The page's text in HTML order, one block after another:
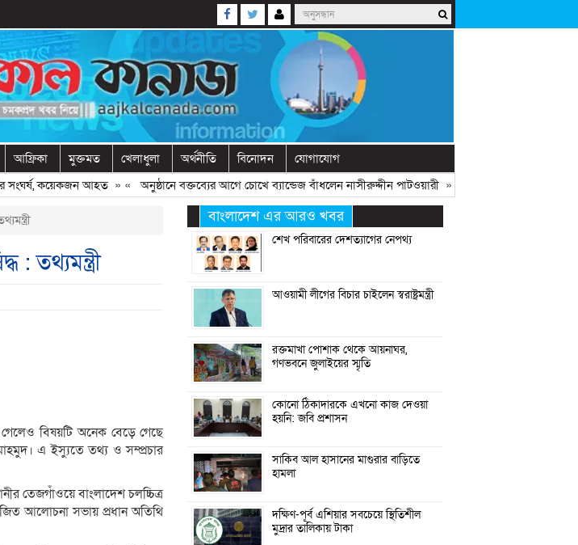
আফ্রিকা মুক্তমত খেলাধুলা অর্থনীতি বিনোদন যোগাযোগ
কয়েকজন আহত» « অনুষ্ঠানে বক্তব্যের আগে চোখে ব্যান্ডেজ বাঁধলেন নাসীরুদ্দীন পাটওয়ারী» « দেশে নতুন দলের আত্মপ্রকাশ,
: তথ্যমন্ত্রী
বিষয়টি অনেক বেড়ে গেছে
এ ইস্যুতে তথ্য ও সম্প্রচার
তেজগাঁওয়ে বাংলাদেশ চলচ্চিত্র
আলোচনা সভায় প্রধান অতিথি
বাংলাদেশ এর আরও খবর
শেখ পরিবারের দেশত্যাগের নেপথ্য
আওয়ামী লীগের বিচার চাইলেন স্বরাষ্ট্রমন্ত্রী
রক্তমাখা পোশাক থেকে আয়নাঘর,
গণভবনে জুলাইয়ের স্মৃতি
কোনো ঠিকাদারকে এখনো কাজ দেওয়া
হয়নি: জবি প্রশাসন
সাকিব আল হাসানের মাগুরার বাড়িতে
হামলা
দক্ষিণ-পূর্ব এশিয়ার সবচেয়ে স্থিতিশীল
মুদ্রার তালিকায় টাকা